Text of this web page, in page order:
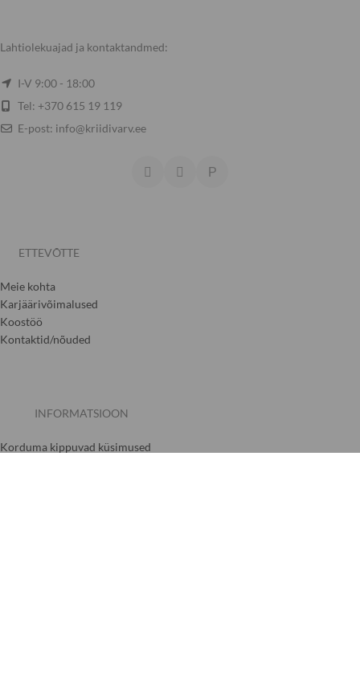
Lahtiolekuajad ja kontaktandmed:
I-V 9:00 - 18:00
Tel: +370 615 19 119
E-post: info@kriidivarv.ee
ETTEVÕTTE
Meie kohta
Karjäärivõimalused
Koostöö
Kontaktid/nõuded
INFORMATSIOON
Korduma kippuvad küsimused